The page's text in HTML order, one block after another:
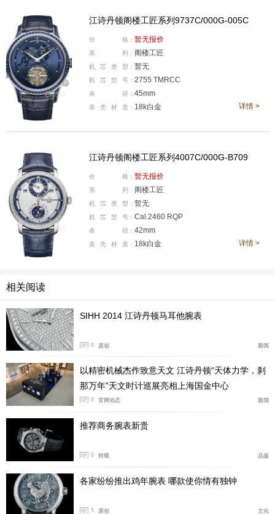
元，全球限量100枚。
两款顶级品牌追针腕表同一天发布，对于关注“追针”这个
细分类别的表友来说，难免会拿来直接比较。就功能而
言，朗格的三重追针能够实现长达12小时内追逐时长的精
准计时，可以说是目前最复杂的追针腕表之一。
江诗丹顿阁楼工匠系列9737C/000G-005C
价 格： 暂无报价
系 列： 阁楼工匠
机 芯 类 型： 暂无
机 芯 型 号： 2755 TMRCC
表 径： 45mm
表 壳 材 质： 18k白金 详情 >
江诗丹顿阁楼工匠系列4007C/000G-B709
价 格： 暂无报价
系 列： 阁楼工匠
机 芯 类 型： 暂无
机 芯 型 号： Cal.2460 RQP
表 径： 42mm
表 壳 材 质： 18k白金 详情 >
相关阅读
SIHH 2014 江诗丹顿马耳他腕表
0 原创 新闻
以精密机械杰作致意天文 江诗丹顿“天体力学，刹
那万年”天文时计巡展亮相上海国金中心
0 官网动态 新闻
推荐商务腕表新贵
0 转载 品鉴
各家纷纷推出鸡年腕表 哪款使你情有独钟
5 原创 文化